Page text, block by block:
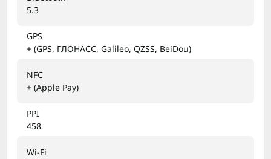
5.3
GPS
+ (GPS, ГЛОНАСС, Galileo, QZSS, BeiDou)
NFC
+ (Apple Pay)
PPI
458
Wi-Fi